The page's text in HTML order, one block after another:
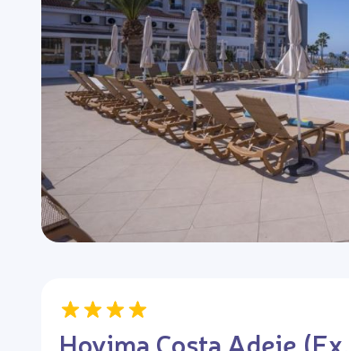
Hovima Costa Adeje